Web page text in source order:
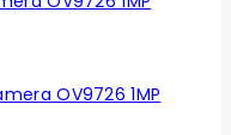
OV9726 1MP